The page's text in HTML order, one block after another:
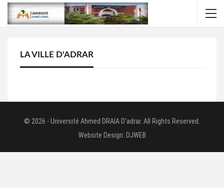
LA VILLE D'ADRAR
© 2026 - Université Ahmed DRAIA D'adrar. All Rights Reserved.
Website Design: DJWEB